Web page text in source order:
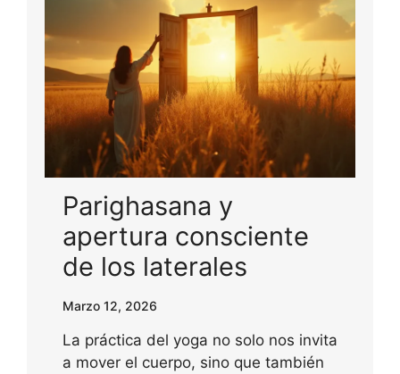
Parighasana y
apertura consciente
de los laterales
Marzo 12, 2026
La práctica del yoga no solo nos invita
a mover el cuerpo, sino que también